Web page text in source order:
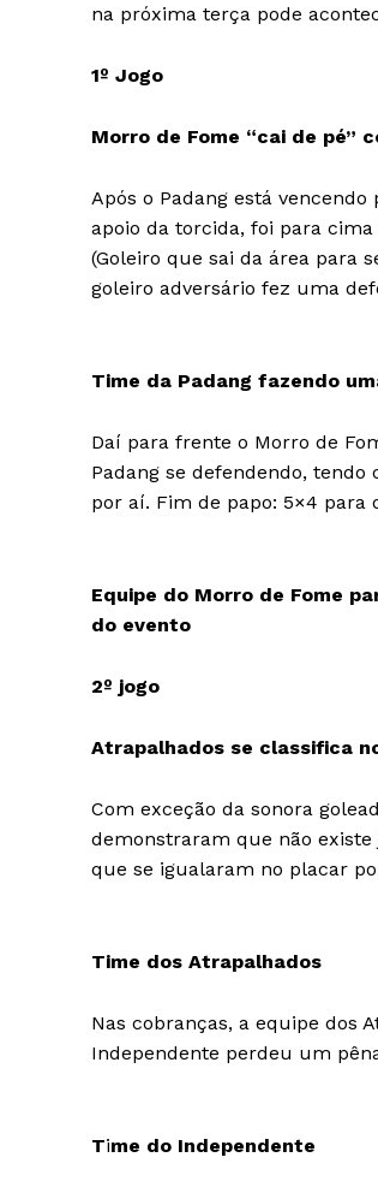
na próxima terça pode
1º Jogo
Morro de Fome “cai de pé”
Após o Padang está
apoio da torcida, foi para
(Goleiro que sai da área para
goleiro adversário fez uma
Time da Padang fazendo
Daí para frente o Morro de
Padang se defendendo, tendo
por aí. Fim de papo: 5×4 para
Equipe do Morro de Fome
do evento
2º jogo
Atrapalhados se classifica
Com exceção da sonora
demonstraram que não existe
que se igualaram no placar
Time dos Atrapalhados
Nas cobranças, a equipe dos
Independente perdeu um
Time do Independente